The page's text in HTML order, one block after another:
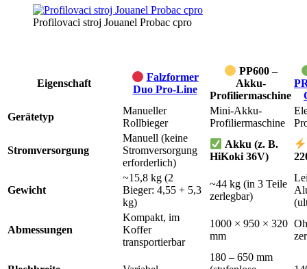
Profilovaci stroj Jouanel Probac cpro
Eigenschaft
Falzformer
Duo Pro-Line
PP600 –
Akku-
Profiliermaschine
Gerätetyp
Manueller
Rollbieger
Mini-Akku-
Profiliermaschine
Stromversorgung
Manuell (keine
Stromversorgung
erforderlich)
Akku (z. B.
HiKoki 36V)
Gewicht
~15,8 kg (2
Bieger: 4,55 + 5,3
kg)
~44 kg (in 3 Teile
zerlegbar)
Abmessungen
Kompakt, im
Koffer
transportierbar
1000 × 950 × 320
mm
180 – 650 mm